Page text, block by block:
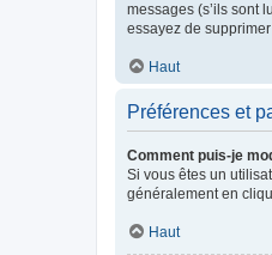
messages (s’ils sont
essayez de
Haut
Préférences et
Comment puis-je
Si vous êtes un
généralement en
Haut